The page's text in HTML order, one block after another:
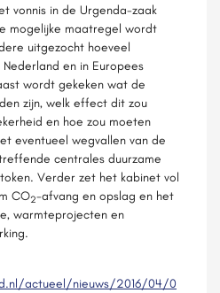
vonnis in de Urgenda-zaak
mogelijke maatregel wordt
uitgezocht hoeveel
en in Europees
wordt gekeken wat de
zijn, welk effect dit zou
en hoe zou moeten
eventueel wegvallen van de
centrales duurzame
Verder zet het kabinet vol
CO2-afvang en opslag en het
warmteprojecten en
actueel/nieuws/2016/04/0